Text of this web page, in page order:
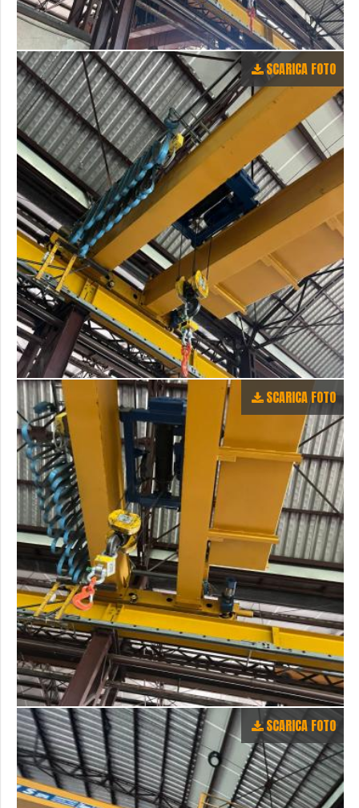
SCARICA FOTO
SCARICA FOTO
SCARICA FOTO